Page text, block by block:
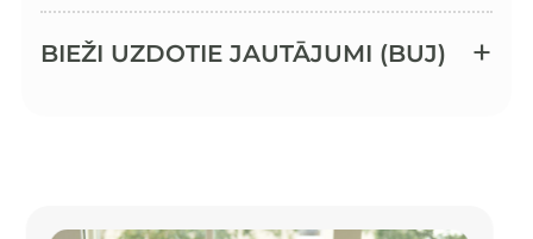
BIEŽI UZDOTIE JAUTĀJUMI (BUJ)